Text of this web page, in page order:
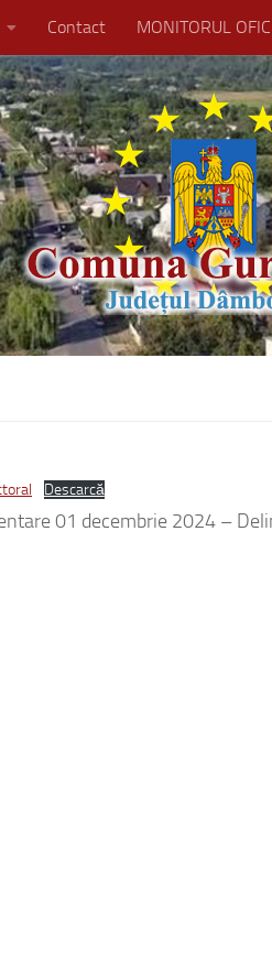
Contact MONITORUL
Descarcă
01 decembrie 2024 –